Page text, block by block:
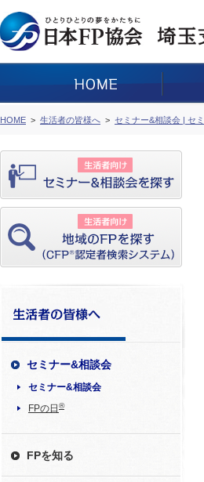
HOME 生活者の皆様へ セミナー&相談会 | セ
セミナー&相談会
セミナー&相談会
FPの日 ®
FPを知る